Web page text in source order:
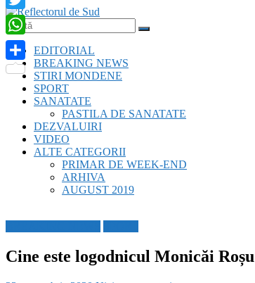
Reflectorul
de
Sud
EDITORIAL
BREAKING NEWS
STIRI MONDENE
SPORT
SANATATE
PASTILA DE SANATATE
DEZVALUIRI
VIDEO
ALTE CATEGORII
PRIMAR DE WEEK-END
ARHIVA
AUGUST 2019
Cine este logodnicul Monicăi
Twitter
WhatsApp
Partajează